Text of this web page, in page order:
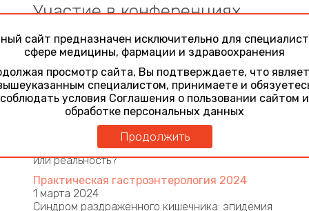
Участие в конференциях
Респираторные инфекции и бронхолегочные
заболевания. Современная диагностика,
лечение и профилактика
23 ноября 2021
Коморбидный пациент: важные аспекты
эффективности и безопасности терапии ХОБЛ
Актуальные вопросы пульмонологии
Достижение контроля при лечении ХОБЛ: миф
или реальность?
Практическая гастроэнтерология 2024
1 марта 2024
Синдром раздраженного кишечника: эпидемия
сайт предназначен исключительно для
сфере медицины, фармации и здравоохранения
просмотр сайта, Вы подтверждаете, что
специалистом, принимаете и
соблюдать условия Соглашения о пользовании сайтом и
обработке персональных данных
Продолжить